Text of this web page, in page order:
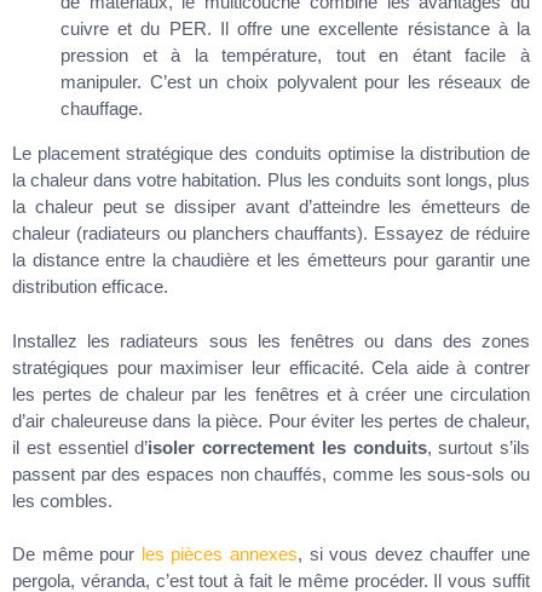
cuivre et du PER. Il offre une excellente résistance à la
pression et à la température, tout en étant facile à
manipuler. C’est un choix polyvalent pour les réseaux de
chauffage.
Le placement stratégique des conduits optimise la distribution de
la chaleur dans votre habitation. Plus les conduits sont longs, plus
la chaleur peut se dissiper avant d’atteindre les émetteurs de
chaleur (radiateurs ou planchers chauffants). Essayez de réduire
la distance entre la chaudière et les émetteurs pour garantir une
distribution efficace.
Installez les radiateurs sous les fenêtres ou dans des zones
stratégiques pour maximiser leur efficacité. Cela aide à contrer
les pertes de chaleur par les fenêtres et à créer une circulation
d’air chaleureuse dans la pièce. Pour éviter les pertes de chaleur,
il est essentiel d’isoler correctement les conduits, surtout s’ils
passent par des espaces non chauffés, comme les sous-sols ou
les combles.
De même pour les pièces annexes, si vous devez chauffer une
pergola, véranda, c’est tout à fait le même procéder. Il vous suffit